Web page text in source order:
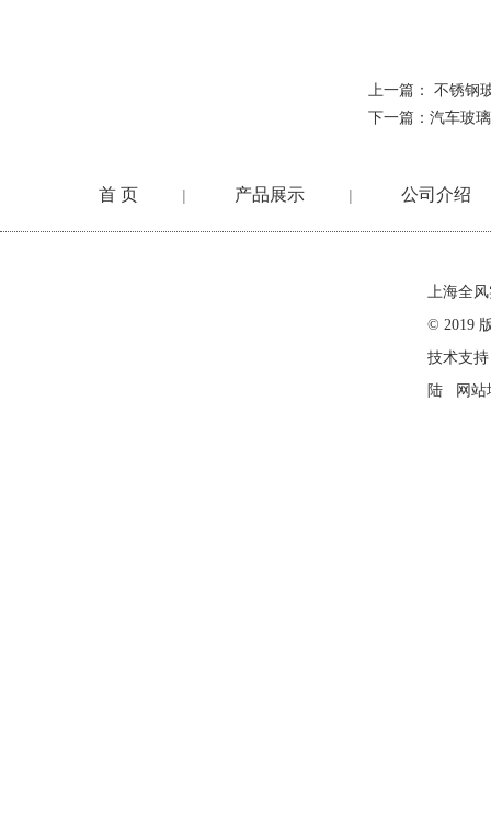
上一篇： 不锈钢
下一篇： 汽车玻
首 页 | 产品展示 | 公司介绍
上海全
© 2019
技术支
陆
网站